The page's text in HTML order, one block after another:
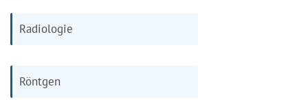
Radiologie
Röntgen